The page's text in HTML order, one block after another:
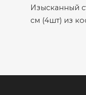
Изысканный
см (4шт) из